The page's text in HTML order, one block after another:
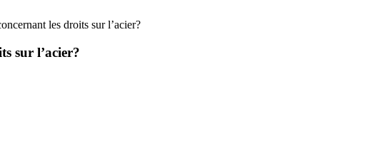
les droits sur l’acier?
sur l’acier?